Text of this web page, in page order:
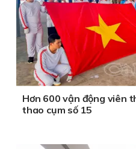
Hơn 600 vận động viên
thao cụm số 15